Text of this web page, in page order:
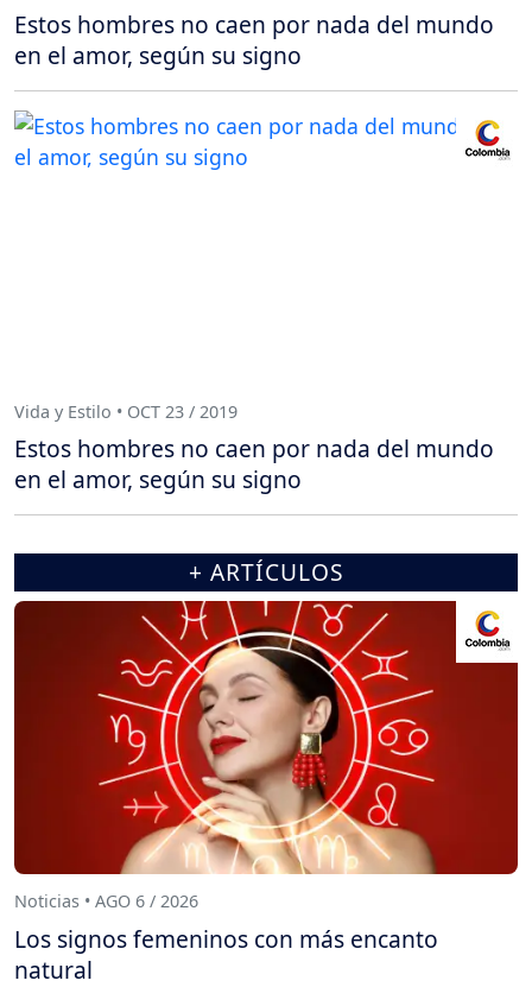
Estos hombres no caen por nada del mundo
en el amor, según su signo
Vida y Estilo • OCT 23 / 2019
Estos hombres no caen por nada del mundo
en el amor, según su signo
+ ARTÍCULOS
Noticias • AGO 6 / 2026
Los signos femeninos con más encanto
natural